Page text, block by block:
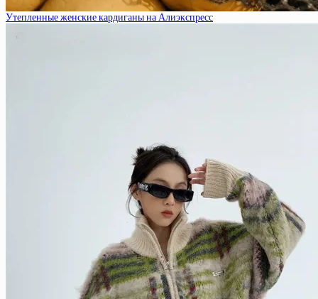
Утепленные женские кардиганы на Алиэкспресс